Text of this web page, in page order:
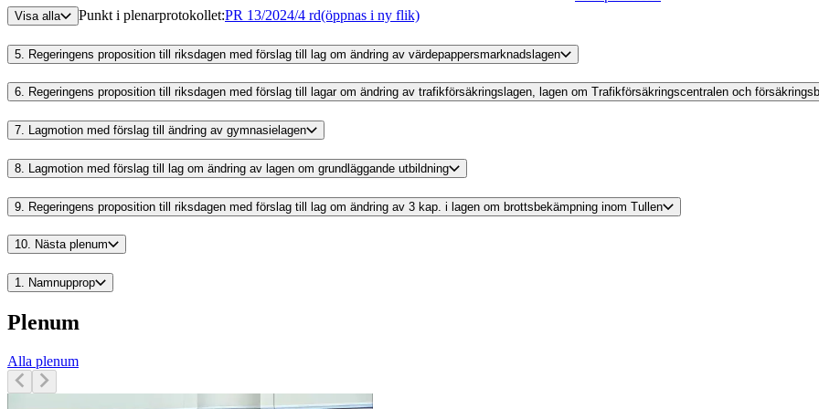
Visa alla Punkt i plenarprotokollet:PR 13/2024/4 rd(öppnas i ny flik)
5. Regeringens proposition till riksdagen med förslag till lag om ändring av värdepappersmarknadslagen
6. Regeringens proposition till riksdagen med förslag till lagar om ändring av trafikförsäkringslagen, lagen om Trafikförsäkringscentralen och
7. Lagmotion med förslag till ändring av gymnasielagen
8. Lagmotion med förslag till lag om ändring av lagen om grundläggande utbildning
9. Regeringens proposition till riksdagen med förslag till lag om ändring av 3 kap. i lagen om brottsbekämpning inom Tullen
10. Nästa plenum
1. Namnupprop
Plenum
Alla plenum